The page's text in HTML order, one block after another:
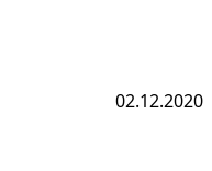
02.12.2020